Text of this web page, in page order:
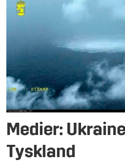
Medier:
Tyskland